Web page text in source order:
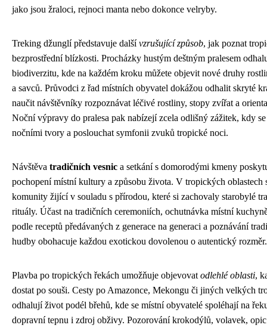
jako jsou žraloci, rejnoci manta nebo dokonce velryby.
Treking džunglí představuje dalšívzrušující způsob, jak poznat
bezprostřední blízkosti. Procházky hustým deštným pralesem
biodiverzitu, kde na každém kroku můžete objevit nové druhy
a savců. Průvodci z řad místních obyvatel dokážou odhalit skryté
naučit návštěvníky rozpoznávat léčivé rostliny, stopy zvířat a
Noční výpravy do pralesa pak nabízejí zcela odlišný zážitek, kdy se
nočními tvory a poslouchat symfonii zvuků tropické noci.
Návštěva tradičních vesnic a setkání s domorodými kmeny
pochopení místní kultury a způsobu života. V tropických oblastech
komunity žijící v souladu s přírodou, které si zachovaly starobylé
rituály. Účast na tradičních ceremoniích, ochutnávka místní
podle receptů předávaných z generace na generaci a poznávání
hudby obohacuje každou exotickou dovolenou o autentický rozměr.
Plavba po tropických řekách umožňuje objevovat odlehlé oblasti,
dostat po souši. Cesty po Amazonce, Mekongu či jiných velkých
odhalují život podél břehů, kde se místní obyvatelé spoléhají na
dopravní tepnu i zdroj obživy. Pozorování krokodýlů, volavek,